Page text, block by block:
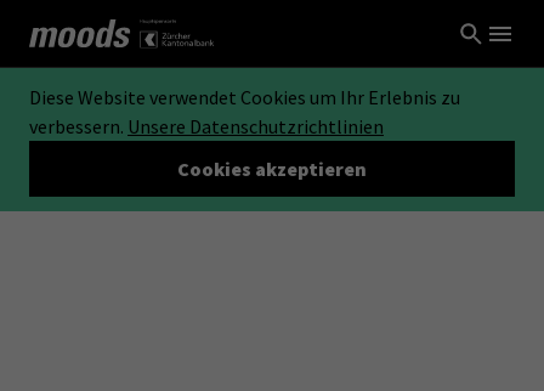
Diese Website verwendet Cookies um Ihr Erlebnis zu
verbessern. Unsere Datenschutzrichtlinien
Cookies akzeptieren